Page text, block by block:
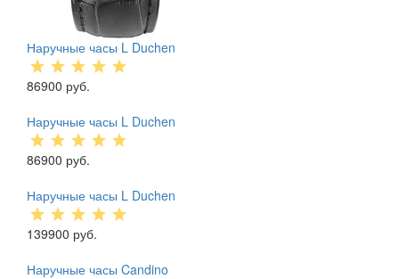
Наручные часы L Duchen
86900 руб.
Наручные часы L Duchen
86900 руб.
Наручные часы L Duchen
139900 руб.
Наручные часы Candino